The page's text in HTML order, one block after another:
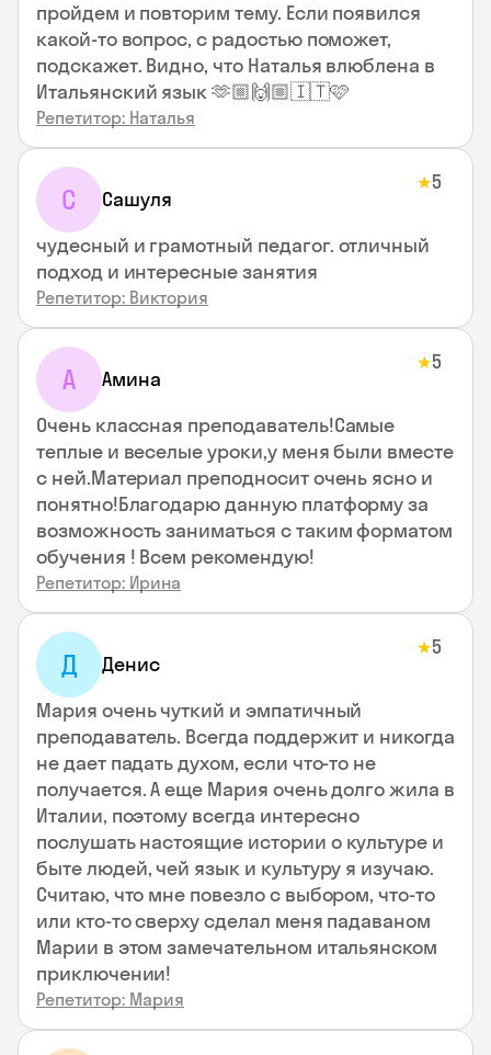
пройдем и повторим тему. Если появился
какой-то вопрос, с радостью поможет,
подскажет. Видно, что Наталья влюблена в
Итальянский язык 🫶🏼🙌🏼🇮🇹🩷
Репетитор: Наталья
С Сашуля
★5
чудесный и грамотный педагог. отличный
подход и интересные занятия
Репетитор: Виктория
А Амина
★5
Очень классная преподаватель!Самые
теплые и веселые уроки,у меня были вместе
с ней.Материал преподносит очень ясно и
понятно!Благодарю данную платформу за
возможность заниматься с таким форматом
обучения ! Всем рекомендую!
Репетитор: Ирина
Д Денис
★5
Мария очень чуткий и эмпатичный
преподаватель. Всегда поддержит и никогда
не дает падать духом, если что-то не
получается. А еще Мария очень долго жила в
Италии, поэтому всегда интересно
послушать настоящие истории о культуре и
быте людей, чей язык и культуру я изучаю.
Считаю, что мне повезло с выбором, что-то
или кто-то сверху сделал меня падаваном
Марии в этом замечательном итальянском
приключении!
Репетитор: Мария